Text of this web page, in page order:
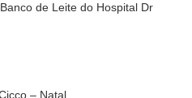
de Leite do Hospital Dr
– Natal